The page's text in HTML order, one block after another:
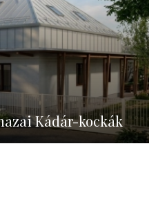
Kádár-kockák